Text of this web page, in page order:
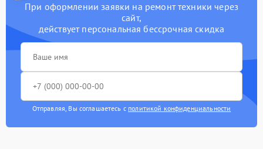
При оформлении заявки на ремонт техники через
сайт,
действует персональная бессрочная скидка
Отправляя, Вы соглашаетесь с политикой конфиденциальности